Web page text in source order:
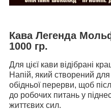
Кава Легенда
1000 гр.
Для цієї кави відібрані
Напій, який створений
обідньої перерви, щоб
до робочих питань у
життєвих сил.